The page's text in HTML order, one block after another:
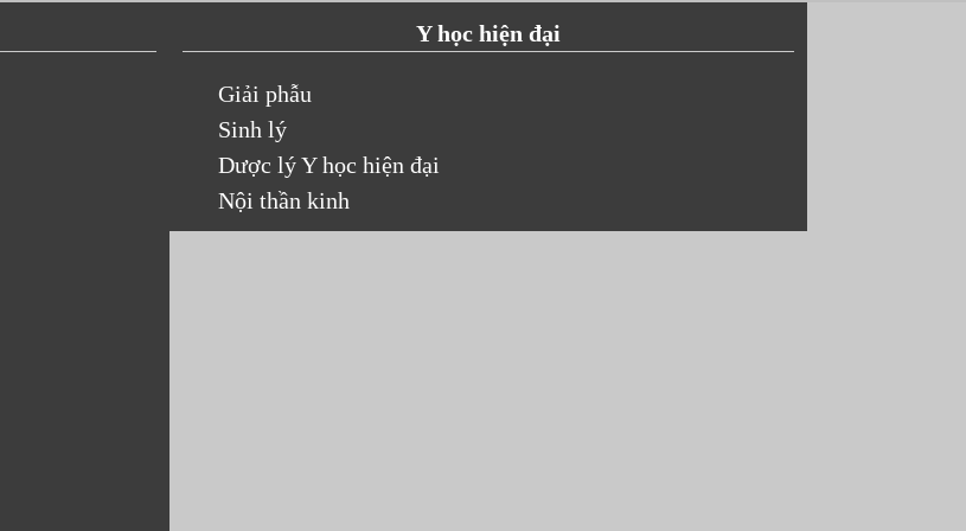
Y học hiện đại
Giải phẫu
Sinh lý
Dược lý Y học hiện đại
Nội thần kinh